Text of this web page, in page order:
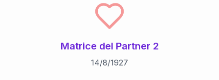
Matrice del Partner 2
14/8/1927